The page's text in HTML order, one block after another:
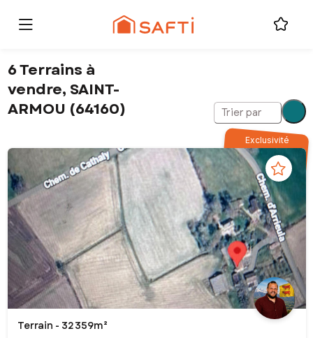
6 Terrains à
vendre, SAINT-
ARMOU (64160)
Trier par
Exclusivité
Terrain - 32 359m²